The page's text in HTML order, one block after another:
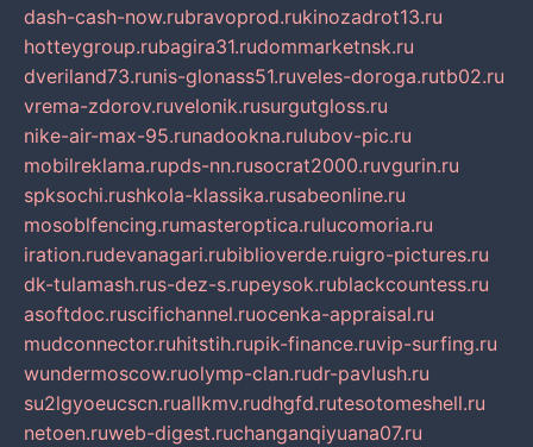
dash-cash-now.rubravoprod.rukinozadrot13.ru
hotteygroup.rubagira31.rudommarketnsk.ru
dveriland73.runis-glonass51.ruveles-doroga.rutb02.ru
vrema-zdorov.ruvelonik.rusurgutgloss.ru
nike-air-max-95.runadookna.rulubov-pic.ru
mobilreklama.rupds-nn.rusocrat2000.ruvgurin.ru
spksochi.rushkola-klassika.rusabeonline.ru
mosoblfencing.rumasteroptica.rulucomoria.ru
iration.rudevanagari.rubiblioverde.ruigro-pictures.ru
dk-tulamash.rus-dez-s.rupeysok.rublackcountess.ru
asoftdoc.ruscifichannel.ruocenka-appraisal.ru
mudconnector.ruhitstih.rupik-finance.ruvip-surfing.ru
wundermoscow.ruolymp-clan.rudr-pavlush.ru
su2lgyoeucscn.ruallkmv.rudhgfd.rutesotomeshell.ru
netoen.ruweb-digest.ruchanganqiyuana07.ru